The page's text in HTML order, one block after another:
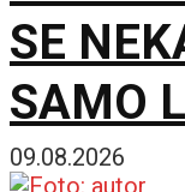
SE
SAMO
09.08.2026